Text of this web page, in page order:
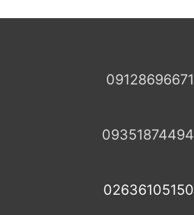
09128696671
09351874494
02636105150